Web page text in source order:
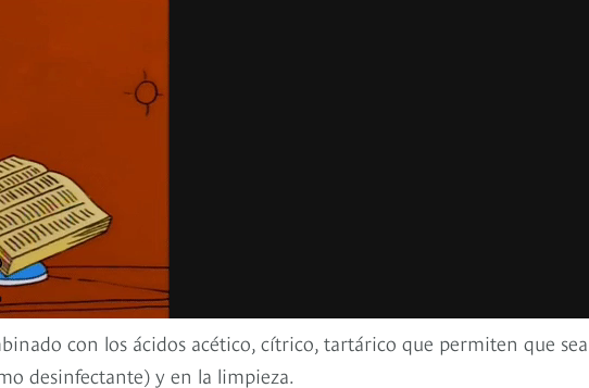
con los ácidos acético, cítrico, tartárico que permiten que sea
desinfectante) y en la limpieza.